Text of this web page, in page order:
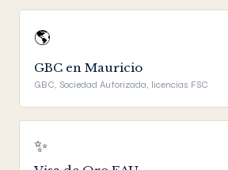
🌎
GBC en Mauricio
GBC, Sociedad Autorizada, licencias FSC
✨